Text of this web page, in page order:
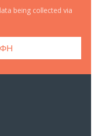
being collected via